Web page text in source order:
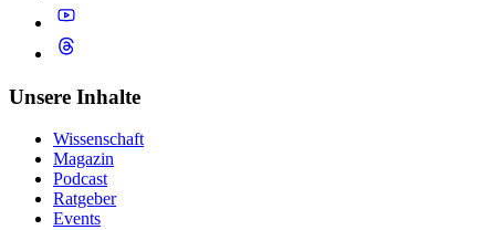
Unsere Inhalte
Wissenschaft
Magazin
Podcast
Ratgeber
Events